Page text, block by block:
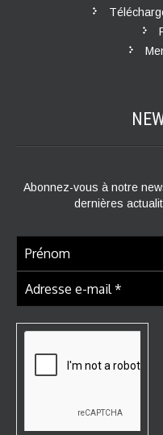
Abonnez-vous à notre
dernières